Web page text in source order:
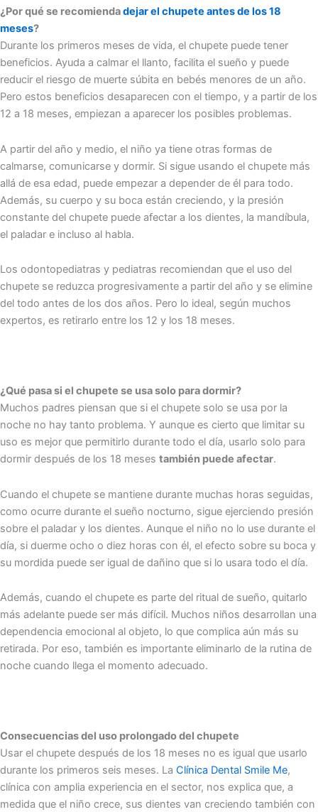
¿Por qué se recomiendadejar el chupete antes de los 18
meses?
Durante los primeros meses de vida, el chupete puede tener
beneficios. Ayuda a calmar el llanto, facilita el sueño y puede
reducir el riesgo de muerte súbita en bebés menores de un año.
Pero estos beneficios desaparecen con el tiempo, y a partir de los
12 a 18 meses, empiezan a aparecer los posibles problemas.
A partir del año y medio, el niño ya tiene otras formas de
calmarse, comunicarse y dormir. Si sigue usando el chupete más
allá de esa edad, puede empezar a depender de él para todo.
Además, su cuerpo y su boca están creciendo, y la presión
constante del chupete puede afectar a los dientes, la mandíbula,
el paladar e incluso al habla.
Los odontopediatras y pediatras recomiendan que el uso del
chupete se reduzca progresivamente a partir del año y se elimine
del todo antes de los dos años. Pero lo ideal, según muchos
expertos, es retirarlo entre los 12 y los 18 meses.
¿Qué pasa si el chupete se usa solo para dormir?
Muchos padres piensan que si el chupete solo se usa por la
noche no hay tanto problema. Y aunque es cierto que limitar su
uso es mejor que permitirlo durante todo el día, usarlo solo para
dormir después de los 18 meses también puede afectar.
Cuando el chupete se mantiene durante muchas horas seguidas,
como ocurre durante el sueño nocturno, sigue ejerciendo presión
sobre el paladar y los dientes. Aunque el niño no lo use durante el
día, si duerme ocho o diez horas con él, el efecto sobre su boca y
su mordida puede ser igual de dañino que si lo usara todo el día.
Además, cuando el chupete es parte del ritual de sueño, quitarlo
más adelante puede ser más difícil. Muchos niños desarrollan una
dependencia emocional al objeto, lo que complica aún más su
retirada. Por eso, también es importante eliminarlo de la rutina de
noche cuando llega el momento adecuado.
Consecuencias del uso prolongado del chupete
Usar el chupete después de los 18 meses no es igual que usarlo
durante los primeros seis meses. La Clínica Dental Smile Me,
clínica con amplia experiencia en el sector, nos explica que, a
medida que el niño crece, sus dientes van creciendo también con